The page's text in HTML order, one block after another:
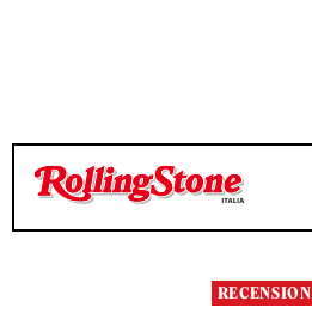
TEMPO DI LETTURA 7 MINUTI
TEMPO DI LETTURA 7 MINUTI